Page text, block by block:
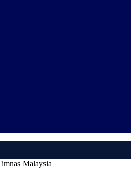
Malaysia